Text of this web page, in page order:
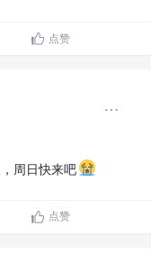
点赞
周日快来吧
点赞